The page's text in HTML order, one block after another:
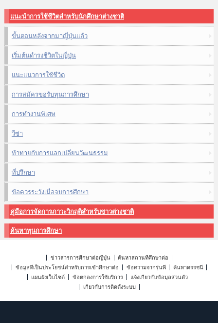
แนะนำการใช้ชีวิตสำหรับนักศึกษาต่างชาติ
ขั้นตอนหลังจากมาญี่ปุ่นแล้ว
เริ่มต้นดำรงชีวิตในญี่ปุ่น
แนะแนวการใช้ชีวิต
การสมัครขอรับทุนการศึกษา
การทำงานพิเศษ
วีซ่า
ท้าทายกับการแลกเปลี่ยนวัฒนธรรม
ที่ปรึกษา
ข้อควรระวังเมื่อจบการศึกษา
คู่มือการจัดการภาวะวิกฤติสำหรับชาวต่างชาติ
ค้นหาทุนการศึกษา
ข่าวสารการศึกษาต่อญี่ปุ่น
ค้นหาสถานที่ศึกษาต่อ
ข้อมูลที่เป็นประโยชน์สำหรับการเข้าศึกษาต่อ
ข้อความจากรุ่นพี่
ค้นหาดรรชนี
แผนผังเว็บไซต์
ข้อตกลงการใช้บริการ
แจ้งเกี่ยวกับข้อมูลส่วนตัว
เกี่ยวกับการติดตั้งระบบ